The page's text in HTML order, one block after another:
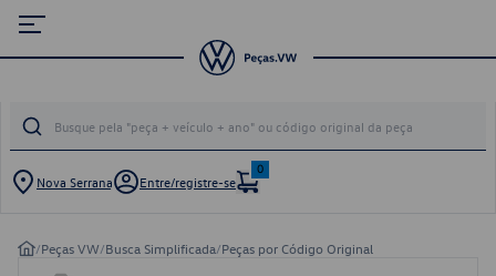
Nova Serrana Entre/registre-se
0
/Peças VW/Busca Simplificada/Peças por Código Original